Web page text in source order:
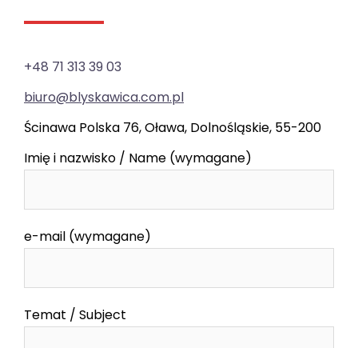
+48 71 313 39 03
biuro@blyskawica.com.pl
Ścinawa Polska 76, Oława, Dolnośląskie, 55-200
Imię i nazwisko / Name (wymagane)
e-mail (wymagane)
Temat / Subject